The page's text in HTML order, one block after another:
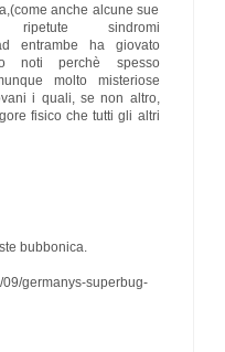
anche alcune sue
ripetute sindromi
entrambe ha giovato
noti perchè spesso
molto misteriose
i quali, se non altro,
fisico che tutti gli altri
bubbonica.
germanys-superbug-